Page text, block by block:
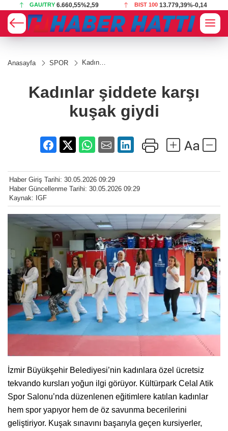
BIST 100 13.779,39%-0,14 USD 47,6787%0,18
Anasayfa SPOR
Kadınlar
giydi
Kadınlar şiddete karşı
kuşak giydi
Haber Giriş Tarihi: 30.05.2026 09:29
Haber Güncellenme Tarihi: 30.05.2026 09:29
Kaynak: IGF
İzmir Büyükşehir Belediyesi’nin kadınlara özel ücretsiz
tekvando kursları yoğun ilgi görüyor. Kültürpark Celal Atik
Spor Salonu’nda düzenlenen eğitimlere katılan kadınlar
hem spor yapıyor hem de öz savunma becerilerini
geliştiriyor. Kuşak sınavını başarıyla geçen kursiyerler,